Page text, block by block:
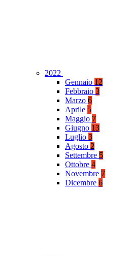
2022
Gennaio 12
Febbraio 3
Marzo 6
Aprile 5
Maggio 7
Giugno 13
Luglio 3
Agosto 2
Settembre 5
Ottobre 4
Novembre 7
Dicembre 6